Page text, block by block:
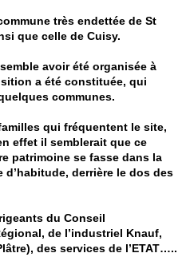
ne très endettée de St
que celle de Cuisy.
avoir été organisée à
a été constituée, qui
communes.
qui fréquentent le site,
effet il semblerait que ce
patrimoine se fasse dans la
derrière le dos des
du Conseil
de l’industriel Knauf,
des services de l’ETAT…..